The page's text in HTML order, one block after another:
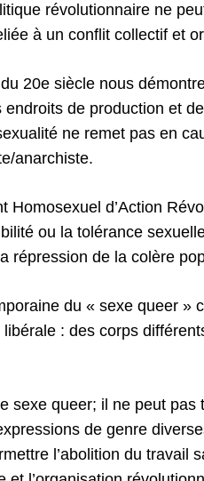
révolutionnaire ne
à un conflit collectif et
20e siècle nous
de production et
ne remet pas en
anarchiste.
Homosexuel d’Action
ou la tolérance
répression de la colère
du « sexe queer »
: des corps
sexe queer; il ne peut
de genre
l’abolition du travail